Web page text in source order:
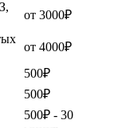
от 3000₽
от 4000₽
500₽
500₽
500₽ - 30